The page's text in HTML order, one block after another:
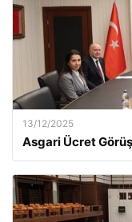
13/12/2025
Asgari Ücret